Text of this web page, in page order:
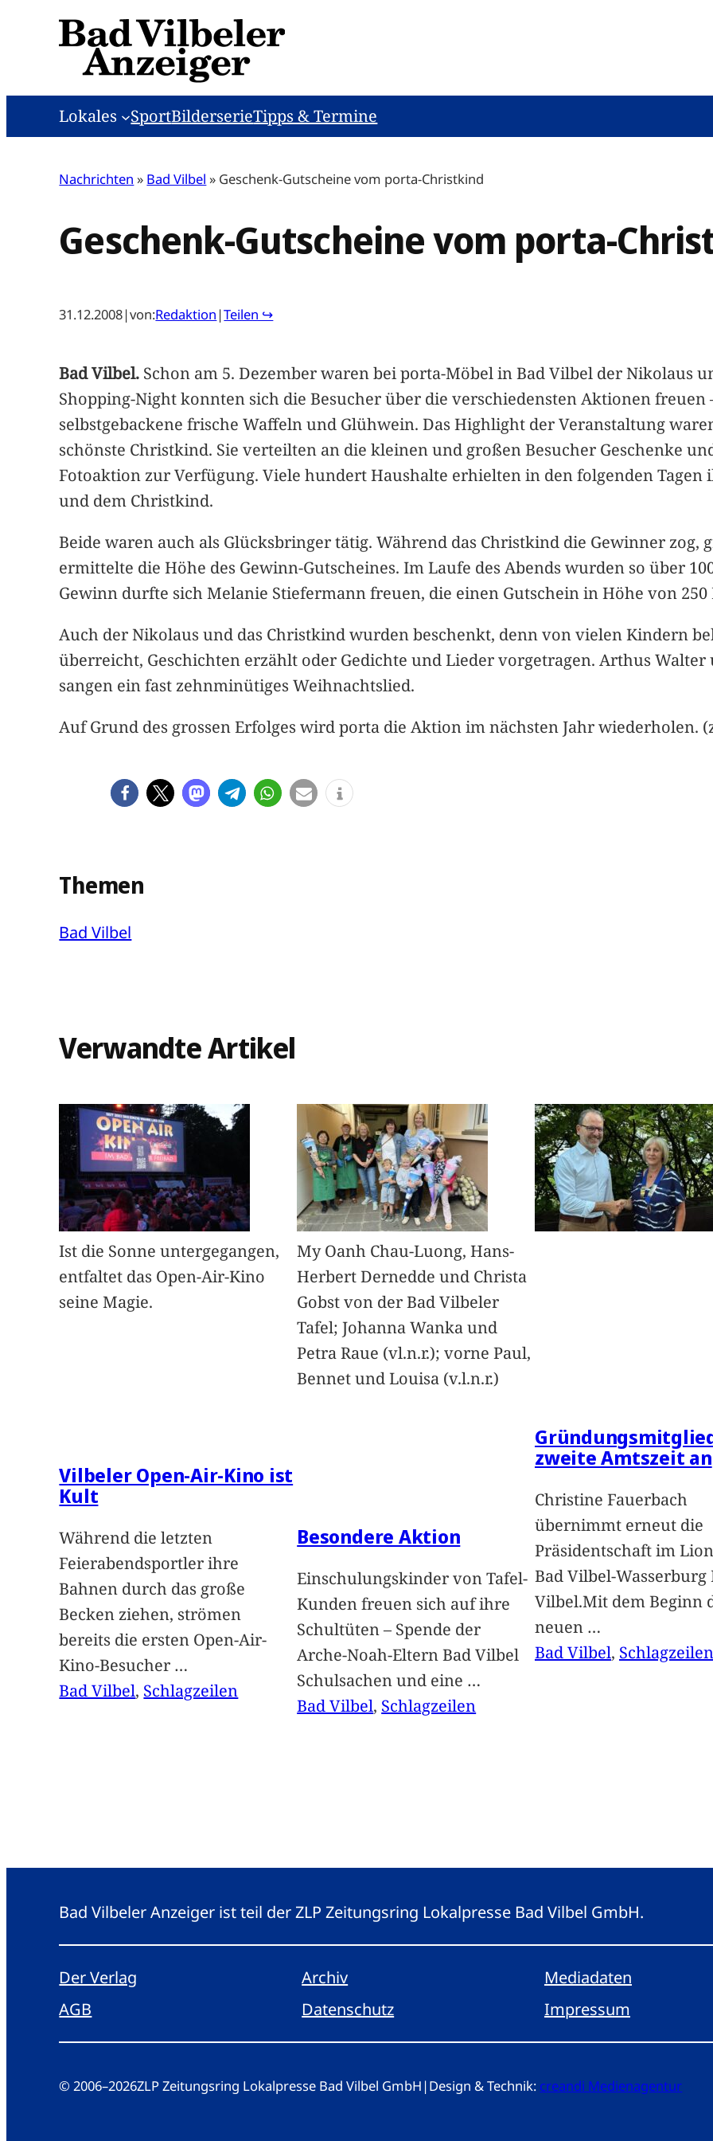
Lokales SportBilderserieTipps & Termine
Nachrichten » Bad Vilbel » Geschenk-Gutscheine vom porta-Christkind
Geschenk-Gutscheine vom porta-
31.12.2008|von:Redaktion |Teilen ↪
Bad Vilbel. Schon am 5. Dezember waren bei porta-Möbel in Bad Vilbel der Nikolaus
Shopping-Night konnten sich die Besucher über die verschiedensten Aktionen freuen
selbstgebackene frische Waffeln und Glühwein. Das Highlight der Veranstaltung
schönste Christkind. Sie verteilten an die kleinen und großen Besucher Geschenke
Fotoaktion zur Verfügung. Viele hundert Haushalte erhielten in den folgenden
und dem Christkind.
Beide waren auch als Glücksbringer tätig. Während das Christkind die Gewinner
ermittelte die Höhe des Gewinn-Gutscheines. Im Laufe des Abends wurden so über
Gewinn durfte sich Melanie Stiefermann freuen, die einen Gutschein in Höhe von 250
Auch der Nikolaus und das Christkind wurden beschenkt, denn von vielen Kindern
überreicht, Geschichten erzählt oder Gedichte und Lieder vorgetragen. Arthus
sangen ein fast zehnminütiges Weihnachtslied.
Auf Grund des grossen Erfolges wird porta die Aktion im nächsten Jahr wiederholen.
Themen
Bad Vilbel
Verwandte Artikel
Ist die Sonne untergegangen,
entfaltet das Open-Air-Kino
seine Magie.
Vilbeler Open-Air-Kino ist
Kult
Während die letzten
Feierabendsportler ihre
Bahnen durch das große
Becken ziehen, strömen
bereits die ersten Open-Air-
Kino-Besucher …
Bad Vilbel, Schlagzeilen
My Oanh Chau-Luong, Hans-
Herbert Dernedde und Christa
Gobst von der Bad Vilbeler
Tafel; Johanna Wanka und
Petra Raue (vl.n.r.); vorne Paul,
Bennet und Louisa (v.l.n.r.)
Besondere Aktion
Einschulungskinder von Tafel-
Kunden freuen sich auf ihre
Schultüten – Spende der
Arche-Noah-Eltern Bad Vilbel
Schulsachen und eine …
Bad Vilbel, Schlagzeilen
zweite Amtszeit an
Christine Fauerbach
übernimmt erneut die
Präsidentschaft im
Bad Vilbel-Wasserburg
Vilbel.Mit dem Beginn
neuen …
Bad Vilbel, Schlagzeilen
Bad Vilbeler Anzeiger ist teil der ZLP Zeitungsring Lokalpresse Bad Vilbel GmbH.
Der Verlag Archiv
Mediadaten
AGB
Datenschutz Impressum
© 2006–2026ZLP Zeitungsring Lokalpresse Bad Vilbel GmbH |Design & Technik: creandi Medienagentur